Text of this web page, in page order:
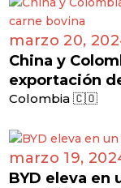
marzo 20,
China y
exportación
Colombia 🇨🇴
marzo 19,
BYD eleva en